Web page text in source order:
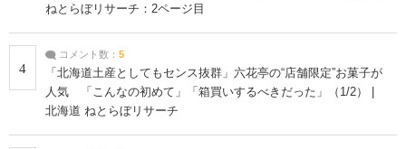
ねとらぼリサーチ：2ページ目
4
コメント数： 5
「北海道土産としてもセンス抜群」六花亭の“店舗限定”お菓子が
人気 「こんなの初めて」「箱買いするべきだった」（1/2） |
北海道 ねとらぼリサーチ